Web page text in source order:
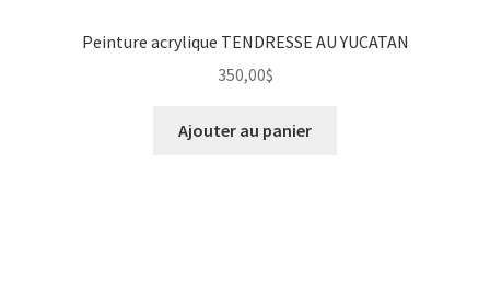
Peinture acrylique TENDRESSE AU YUCATAN
350,00$
Ajouter au panier